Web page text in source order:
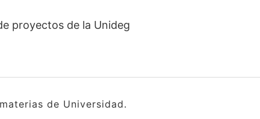
proyectos de la Unideg
de Universidad.